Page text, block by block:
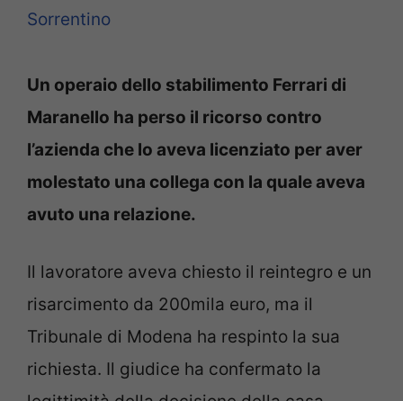
Sorrentino
Un operaio dello stabilimento Ferrari di
Maranello ha perso il ricorso contro
l’azienda che lo aveva licenziato per aver
molestato una collega con la quale aveva
avuto una relazione.
Il lavoratore aveva chiesto il reintegro e un
risarcimento da 200mila euro, ma il
Tribunale di Modena ha respinto la sua
richiesta. Il giudice ha confermato la